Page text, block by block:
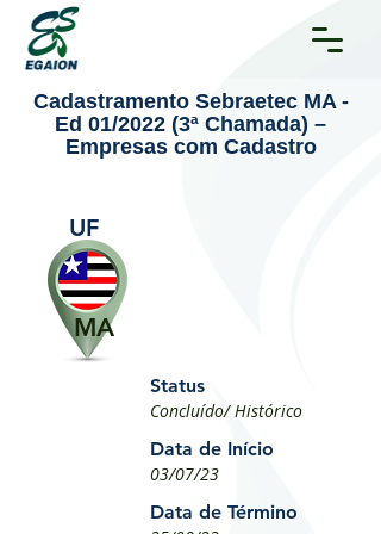
Cadastramento Sebraetec MA -
Ed 01/2022 (3ª Chamada) –
Empresas com Cadastro
UF
MA
Status
Concluído/ Histórico
Data de Início
03/07/23
Data de Término